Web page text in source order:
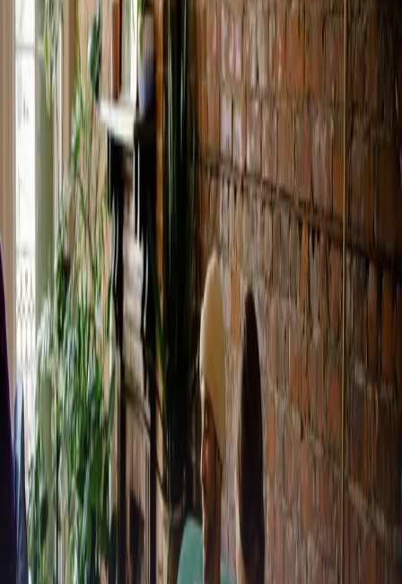
clara para su educación de adultos: ofrecer una enseñanza
de alta calidad con pleno control sobre el contenido y el
seguimiento.
Leer más
Aprendizaje basado en datos y
mejor estructura: Hermods YH
sobre Omniway
Omniway lleva más de un año siendo una parte central de la
actividad de Hermods YH. La plataforma ha desempeñado
un papel decisivo a la hora de aportar más estructura,
transparencia y flexibilidad a la enseñanza.
Leer más